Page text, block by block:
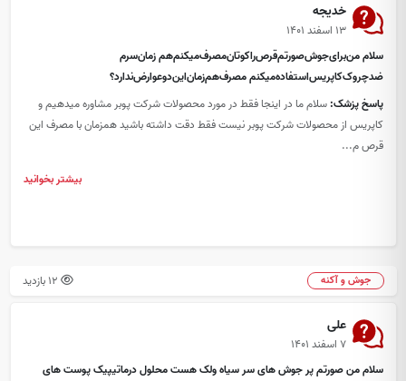
خدیجه
۱۳ اسفند ۱۴۰۱
سلام من‌برای‌جوش‌صورتم‌قرص‌راکوتان‌مصرف‌میکنم‌هم زمان‌سرم
ضد‌چروک‌کاپریس‌استفاده‌میکنم ‌مصرف‌هم‌زمان‌این‌دو‌عوارض‌ندارد؟
پاسخ پزشک: سلام ما در اینجا فقط در مورد محصولات شرکت پوبر مشاوره میدهیم و
کاپریس از محصولات شرکت پوبر نیست فقط دقت داشته باشید همزمان با مصرف این
قرص م...
بیشتر بخوانید
جوش و آکنه
علی
۷ اسفند ۱۴۰۱
سلام من صورتم پر جوش های سر سیاه ولک هست محلول درماتیپیک پوست های